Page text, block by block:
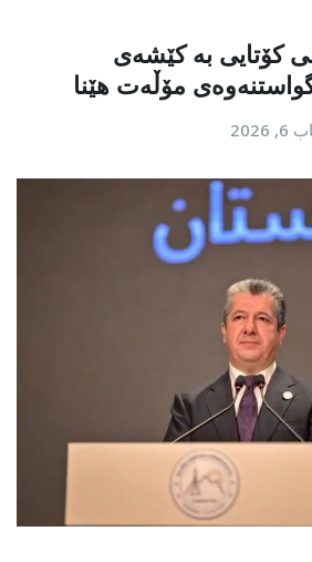
کۆتایی بە کێشەی
مۆڵەت هێنا
2026